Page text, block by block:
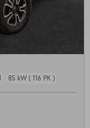
85 kW ( 116 PK )